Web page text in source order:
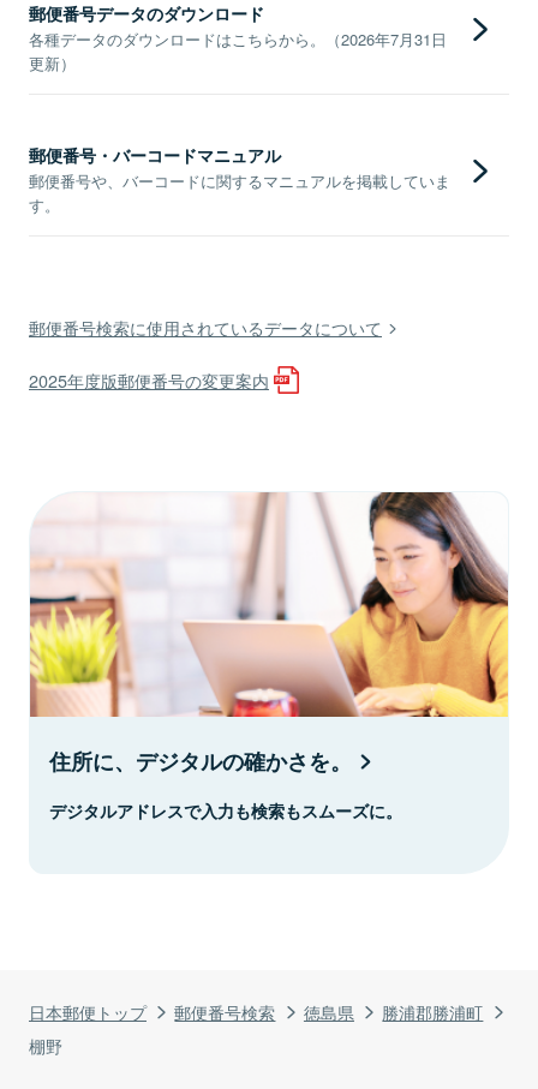
日本郵便トップ 郵便番号検索 徳島県
勝浦郡勝浦町
棚野
郵便番号データのダウンロード
各種データのダウンロードはこちらから。（2026年7月31日
更新）
郵便番号・バーコードマニュアル
郵便番号や、バーコードに関するマニュアルを掲載していま
す。
郵便番号検索に使用されているデータについて
2025年度版郵便番号の変更案内
住所に、デジタルの確かさを。
デジタルアドレスで入力も検索もスムーズに。